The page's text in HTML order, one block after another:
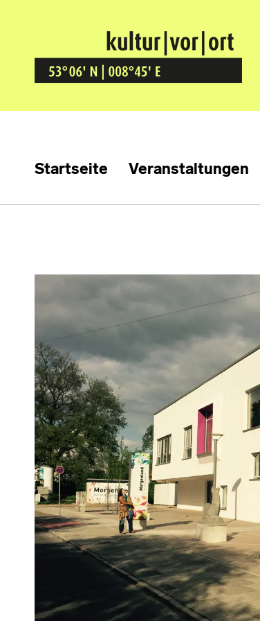
Kultur Vor Ort
BREMEN GRÖPELINGEN
Startseite Veranstaltungen